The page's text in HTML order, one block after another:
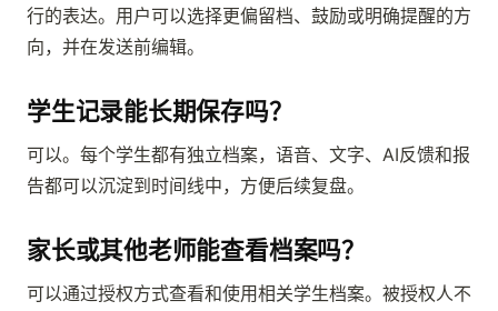
行的表达。用户可以选择更偏留档、鼓励或明确提醒的方
向，并在发送前编辑。
学生记录能长期保存吗？
可以。每个学生都有独立档案，语音、文字、AI反馈和报
告都可以沉淀到时间线中，方便后续复盘。
家长或其他老师能查看档案吗？
可以通过授权方式查看和使用相关学生档案。被授权人不